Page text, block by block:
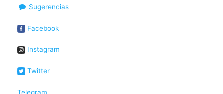
Sugerencias
Facebook
Instagram
Twitter
Telegram